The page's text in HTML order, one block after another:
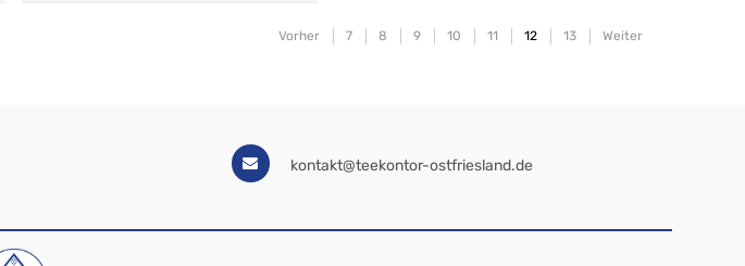
Vorher 7 8 9 10 11 12 13 Weiter
kontakt@teekontor-ostfriesland.de